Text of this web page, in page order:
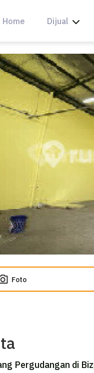
Home Dijual
Foto
Pergudangan di